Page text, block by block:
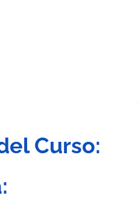
Curso: